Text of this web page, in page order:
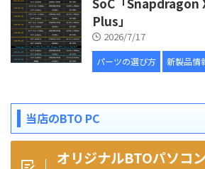
Plus」
2026/7/17
パーツの選び方 新製品情
当店のBTO PC
オリジナルBTOパソコ